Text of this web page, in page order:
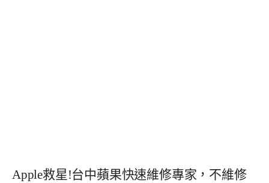
Apple救星!台中蘋果快速維修專家，不維修